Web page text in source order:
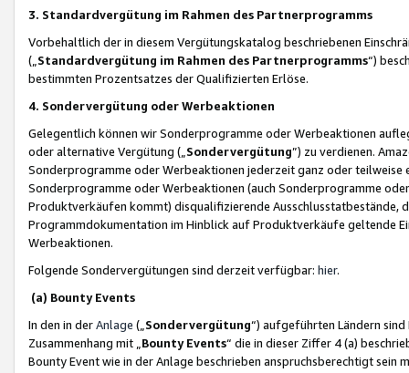
3. Standardvergütung im Rahmen des Partnerprogramms
Vorbehaltlich der in diesem Vergütungskatalog beschriebenen
(„ Standardvergütung im Rahmen des Partnerprogramms“)
bestimmten Prozentsatzes der Qualifizierten Erlöse.
4. Sondervergütung oder Werbeaktionen
Gelegentlich können wir Sonderprogramme oder Werbeaktionen
oder alternative Vergütung („ Sondervergütung”) zu verdienen.
Sonderprogramme oder Werbeaktionen jederzeit ganz oder
Sonderprogramme oder Werbeaktionen (auch Sonderprogramme
Produktverkäufen kommt) disqualifizierende Ausschlusstatbestände,
Programmdokumentation im Hinblick auf Produktverkäufe geltende
Werbeaktionen.
Folgende Sondervergütungen sind derzeit verfügbar: hier.
(a) Bounty Events
In den in derAnlage („ Sondervergütung“) aufgeführten Ländern
Zusammenhang mit „ Bounty Events“ die in dieser Ziffer 4 (a)
Bounty Event wie in der Anlage beschrieben anspruchsberechtigt sein